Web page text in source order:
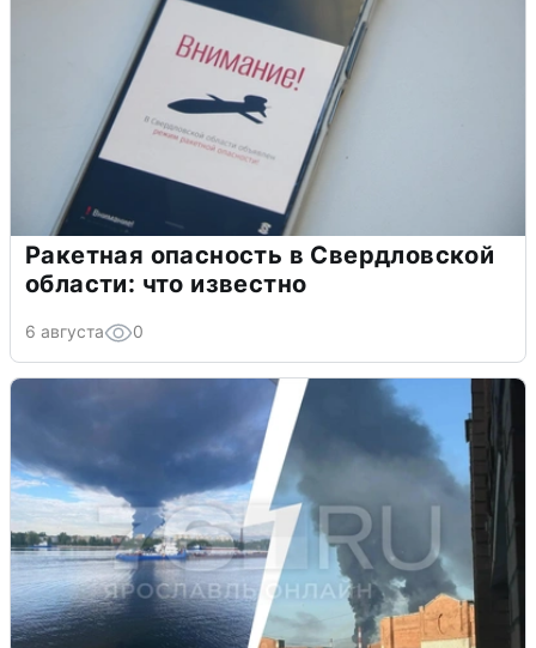
Ракетная опасность в Свердловской
области: что известно
6 августа 0